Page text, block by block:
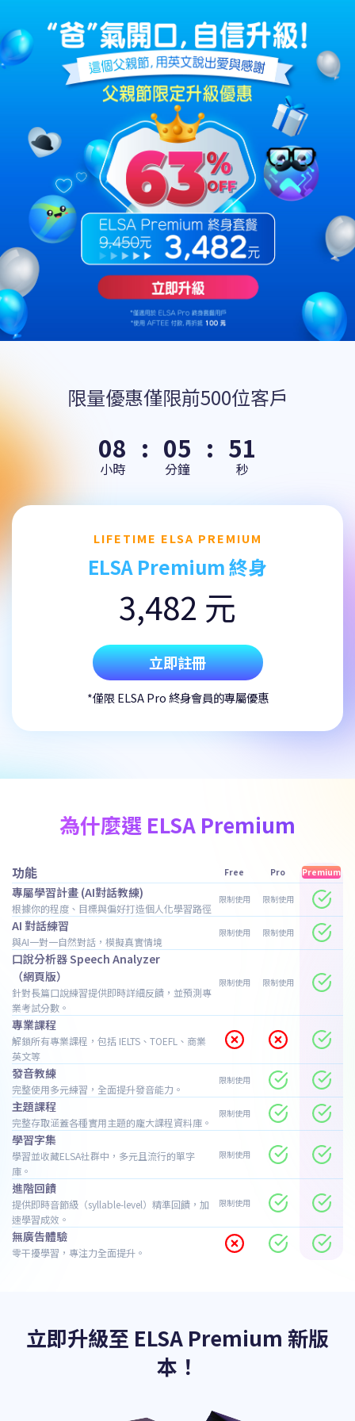
限量優惠僅限前500位客戶
08
小時
: 05
分鐘
: 51
秒
LIFETIME ELSA PREMIUM
ELSA Premium 終身
3,482 元
立即註冊
*僅限 ELSA Pro 終身會員的專屬優惠
為什麼選 ELSA Premium
功能 Free Pro Premium
專屬學習計畫 (AI對話教練)
根據你的程度、目標與偏好打造個人化學習路徑
限制使用 限制使用
AI 對話練習
與AI一對一自然對話，模擬真實情境
限制使用 限制使用
口說分析器 Speech Analyzer
（網頁版）
針對長篇口說練習提供即時詳細反饋，並預測專
業考試分數。
限制使用 限制使用
專業課程
解鎖所有專業課程，包括 IELTS、TOEFL、商業
英文等
發音教練
完整使用多元練習，全面提升發音能力。
限制使用
主題課程
完整存取涵蓋各種實用主題的龐大課程資料庫。
限制使用
學習字集
學習並收藏ELSA社群中，多元且流行的單字
庫。
限制使用
進階回饋
提供即時音節級（syllable-level）精準回饋，加
速學習成效。
限制使用
無廣告體驗
零干擾學習，專注力全面提升。
立即升級至 ELSA Premium 新版
本！